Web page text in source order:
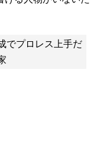
でプロレス上手だ